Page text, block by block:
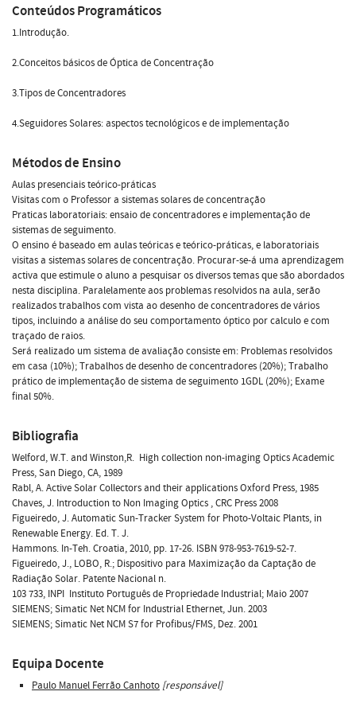
Conteúdos Programáticos
1.Introdução.
2.Conceitos básicos de Óptica de Concentração
3.Tipos de Concentradores
4.Seguidores Solares: aspectos tecnológicos e de implementação
Métodos de Ensino
Aulas presenciais teórico-práticas
Visitas com o Professor a sistemas solares de concentração
Praticas laboratoriais: ensaio de concentradores e implementação de
sistemas de seguimento.
O ensino é baseado em aulas teóricas e teórico-práticas, e laboratoriais
visitas a sistemas solares de concentração. Procurar-se-á uma aprendizagem
activa que estimule o aluno a pesquisar os diversos temas que são abordados
nesta disciplina. Paralelamente aos problemas resolvidos na aula, serão
realizados trabalhos com vista ao desenho de concentradores de vários
tipos, incluindo a análise do seu comportamento óptico por calculo e com
traçado de raios.
Será realizado um sistema de avaliação consiste em: Problemas resolvidos
em casa (10%); Trabalhos de desenho de concentradores (20%); Trabalho
prático de implementação de sistema de seguimento 1GDL (20%); Exame
final 50%.
Bibliografia
Welford, W.T. and Winston,R.  High collection non-imaging Optics Academic
Press, San Diego, CA, 1989
Rabl, A. Active Solar Collectors and their applications Oxford Press, 1985
Chaves, J. Introduction to Non Imaging Optics , CRC Press 2008
Figueiredo, J. Automatic Sun-Tracker System for Photo-Voltaic Plants, in
Renewable Energy. Ed. T. J.
Hammons. In-Teh. Croatia, 2010, pp. 17-26. ISBN 978-953-7619-52-7.
Figueiredo, J., LOBO, R.; Dispositivo para Maximização da Captação de
Radiação Solar. Patente Nacional n.
103 733, INPI  Instituto Português de Propriedade Industrial; Maio 2007
SIEMENS; Simatic Net NCM for Industrial Ethernet, Jun. 2003
SIEMENS; Simatic Net NCM S7 for Profibus/FMS, Dez. 2001
Equipa Docente
Paulo Manuel Ferrão Canhoto [responsável]